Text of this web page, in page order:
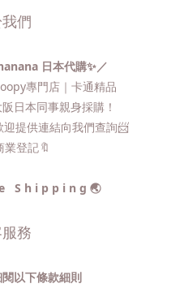
們
日本代購✨／
專門店｜卡通精品
日本同事親身採購！
提供連結向我們查詢📨​
業登記🔖
S h i p p i n g 🌏
務
以下條款細則